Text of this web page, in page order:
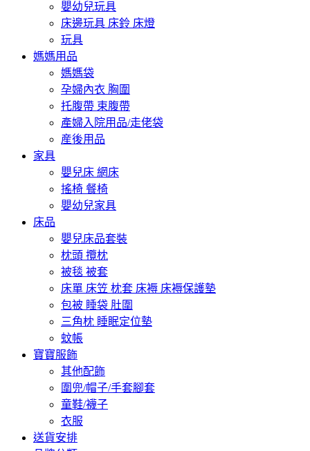
嬰幼兒玩具
床邊玩具 床鈴 床燈
玩具
媽媽用品
媽媽袋
孕婦內衣 胸圍
托腹帶 束腹帶
產婦入院用品/走佬袋
産後用品
家具
嬰兒床 網床
搖椅 餐椅
嬰幼兒家具
床品
嬰兒床品套裝
枕頭 攬枕
被毯 被套
床單 床笠 枕套 床褥 床褥保護墊
包被 睡袋 肚圍
三角枕 睡眠定位墊
蚊帳
寶寶服飾
其他配飾
圍兜/帽子/手套腳套
童鞋/襪子
衣服
送貨安排